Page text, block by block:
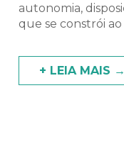
autonomia,
que se constrói
foi o tema central
Cardiocare Cast,
+ LEIA MAIS →